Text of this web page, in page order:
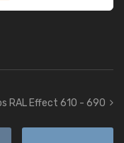
RAL Effect 610 - 690